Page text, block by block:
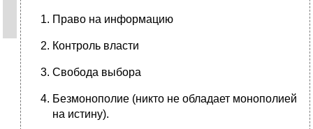
Право на информацию
Контроль власти
Свобода выбора
Безмонополие (никто не обладает монополией
на истину).